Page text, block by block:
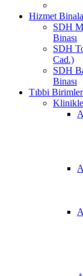
Hizmet
SDH
Binası
SDH
Cad.)
SDH
Binası
Tıbbi Birimler